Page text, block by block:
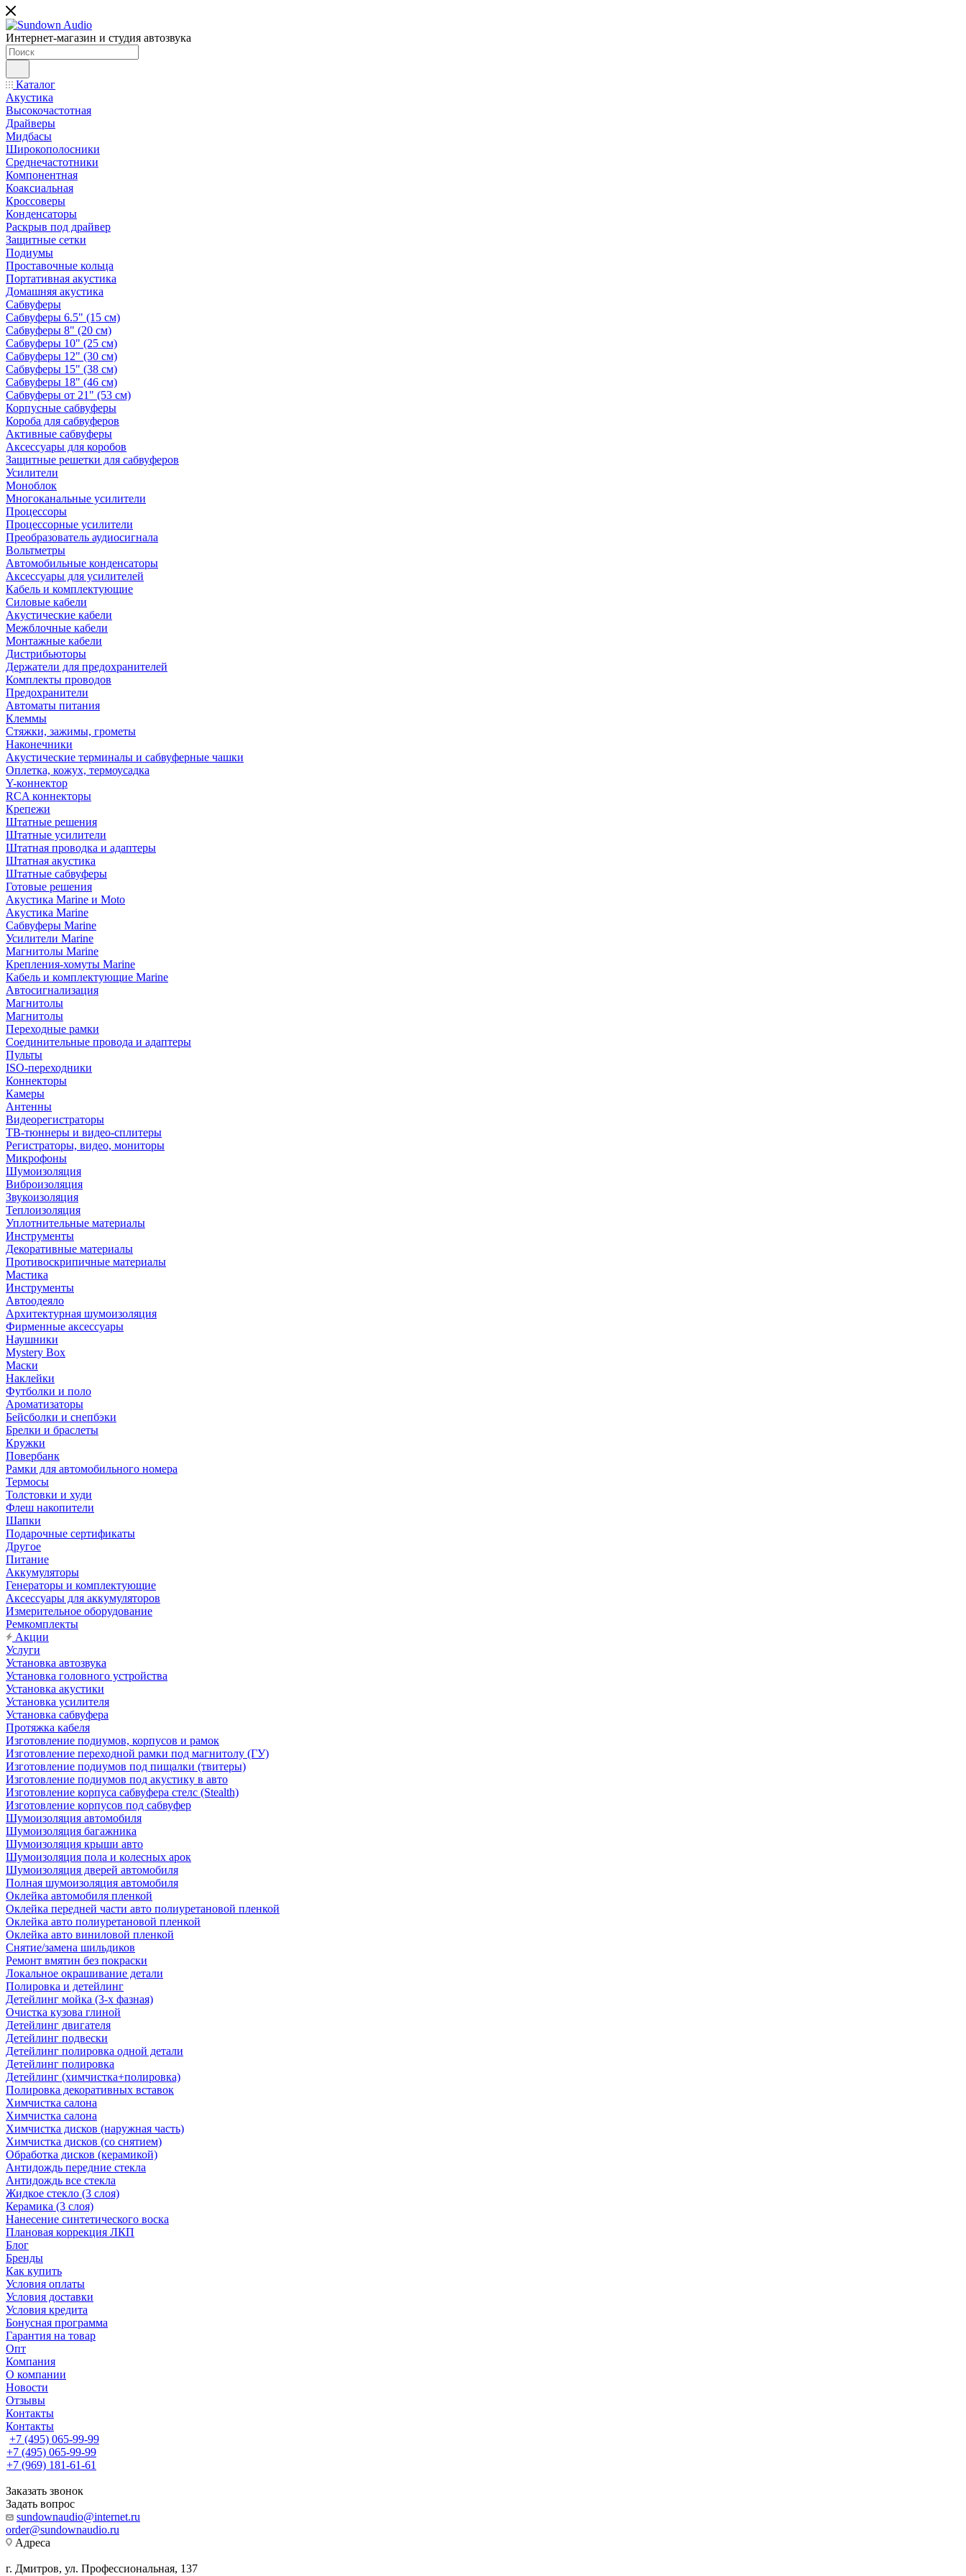
Интернет-магазин и студия автозвука
Каталог
Акустика
Высокочастотная
Драйверы
Мидбасы
Широкополосники
Среднечастотники
Компонентная
Коаксиальная
Кроссоверы
Конденсаторы
Раскрыв под драйвер
Защитные сетки
Подиумы
Проставочные кольца
Портативная акустика
Домашняя акустика
Сабвуферы
Сабвуферы 6.5" (15 см)
Сабвуферы 8" (20 см)
Сабвуферы 10" (25 см)
Сабвуферы 12" (30 см)
Сабвуферы 15" (38 см)
Сабвуферы 18" (46 см)
Сабвуферы от 21" (53 см)
Корпусные сабвуферы
Короба для сабвуферов
Активные сабвуферы
Аксессуары для коробов
Защитные решетки для сабвуферов
Усилители
Моноблок
Многоканальные усилители
Процессоры
Процессорные усилители
Преобразователь аудиосигнала
Вольтметры
Автомобильные конденсаторы
Аксессуары для усилителей
Кабель и комплектующие
Силовые кабели
Акустические кабели
Межблочные кабели
Монтажные кабели
Дистрибьюторы
Держатели для предохранителей
Комплекты проводов
Предохранители
Автоматы питания
Клеммы
Стяжки, зажимы, грометы
Наконечники
Акустические терминалы и сабвуферные чашки
Оплетка, кожух, термоусадка
Y-коннектор
RCA коннекторы
Крепежи
Штатные решения
Штатные усилители
Штатная проводка и адаптеры
Штатная акустика
Штатные сабвуферы
Готовые решения
Акустика Marine и Moto
Акустика Marine
Сабвуферы Marine
Усилители Marine
Магнитолы Marine
Крепления-хомуты Marine
Кабель и комплектующие Marine
Автосигнализация
Магнитолы
Магнитолы
Переходные рамки
Соединительные провода и адаптеры
Пульты
ISO-переходники
Коннекторы
Камеры
Антенны
Видеорегистраторы
ТВ-тюннеры и видео-сплитеры
Регистраторы, видео, мониторы
Микрофоны
Шумоизоляция
Виброизоляция
Звукоизоляция
Теплоизоляция
Уплотнительные материалы
Инструменты
Декоративные материалы
Противоскрипичные материалы
Мастика
Инструменты
Автоодеяло
Архитектурная шумоизоляция
Фирменные аксессуары
Наушники
Mystery Box
Маски
Наклейки
Футболки и поло
Ароматизаторы
Бейсболки и снепбэки
Брелки и браслеты
Кружки
Повербанк
Рамки для автомобильного номера
Термосы
Толстовки и худи
Флеш накопители
Шапки
Подарочные сертификаты
Другое
Питание
Аккумуляторы
Генераторы и комплектующие
Аксессуары для аккумуляторов
Измерительное оборудование
Ремкомплекты
Акции
Услуги
Установка автозвука
Установка головного устройства
Установка акустики
Установка усилителя
Установка сабвуфера
Протяжка кабеля
Изготовление подиумов, корпусов и рамок
Изготовление переходной рамки под магнитолу (ГУ)
Изготовление подиумов под пищалки (твитеры)
Изготовление подиумов под акустику в авто
Изготовление корпуса сабвуфера стелс (Stealth)
Изготовление корпусов под сабвуфер
Шумоизоляция автомобиля
Шумоизоляция багажника
Шумоизоляция крыши авто
Шумоизоляция пола и колесных арок
Шумоизоляция дверей автомобиля
Полная шумоизоляция автомобиля
Оклейка автомобиля пленкой
Оклейка передней части авто полиуретановой пленкой
Оклейка авто полиуретановой пленкой
Оклейка авто виниловой пленкой
Снятие/замена шильдиков
Ремонт вмятин без покраски
Локальное окрашивание детали
Полировка и детейлинг
Детейлинг мойка (3-х фазная)
Очистка кузова глиной
Детейлинг двигателя
Детейлинг подвески
Детейлинг полировка одной детали
Детейлинг полировка
Детейлинг (химчистка+полировка)
Полировка декоративных вставок
Химчистка салона
Химчистка салона
Химчистка дисков (наружная часть)
Химчистка дисков (со снятием)
Обработка дисков (керамикой)
Антидождь передние стекла
Антидождь все стекла
Жидкое стекло (3 слоя)
Керамика (3 слоя)
Нанесение синтетического воска
Плановая коррекция ЛКП
Блог
Бренды
Как купить
Условия оплаты
Условия доставки
Условия кредита
Бонусная программа
Гарантия на товар
Опт
Компания
О компании
Новости
Отзывы
Контакты
Контакты
+7 (495) 065-99-99
+7 (495) 065-99-99
+7 (969) 181-61-61
Заказать звонок
Задать вопрос
sundownaudio@internet.ru
order@sundownaudio.ru
Адреса
г. Дмитров, ул. Профессиональная, 137